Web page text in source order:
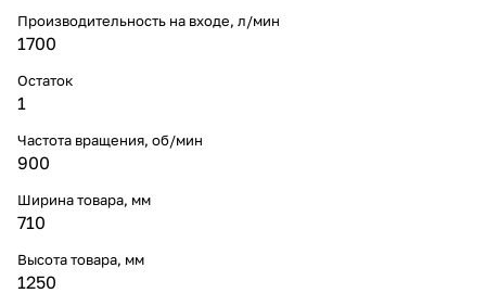
Производительность на входе, л/мин
1700
Остаток
1
Частота вращения, об/мин
900
Ширина товара, мм
710
Высота товара, мм
1250